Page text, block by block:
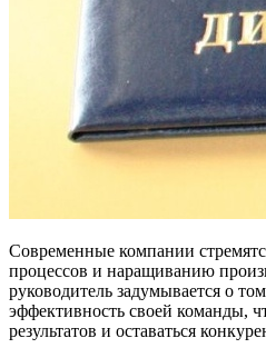
Современные компании
процессов и наращиванию
руководитель задумывается о
эффективность своей команды,
результатов и оставаться